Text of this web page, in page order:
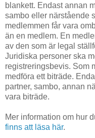
blankett. Endast annan
sambo eller närstående
medlemmen får vara
än en medlem. En
av den som är legal
Juridiska personer ska
registreringsbevis. Som
medföra ett biträde.
partner, sambo, annan
vara biträde.
Mer information om hur
finns att läsa här.